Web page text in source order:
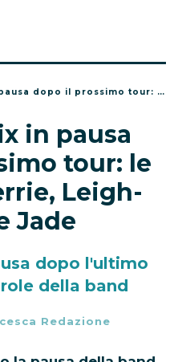
tour: le parole di Perrie, Leigh-Anne e Jade
in pausa
tour: le
Leigh-
Jade
dopo l'ultimo
della band
Redazione